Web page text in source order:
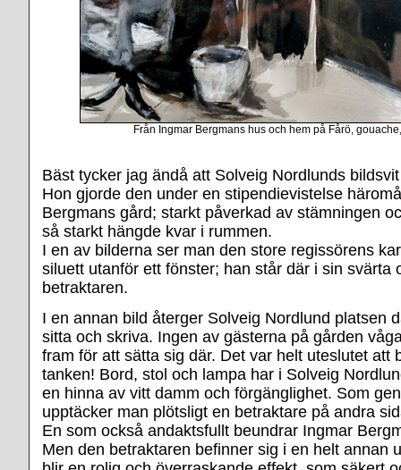
Från Ingmar Bergmans hus och hem på Fårö,
Bäst tycker jag ändå att Solveig Nordlunds
Hon gjorde den under en stipendievistelse
Bergmans gård; starkt påverkad av stämningen
så starkt hängde kvar i rummen.
I en av bilderna ser man den store regissörens
siluett utanför ett fönster; han står där i sin svärta
betraktaren.
I en annan bild återger Solveig Nordlund platsen
sitta och skriva. Ingen av gästerna på gården
fram för att sätta sig där. Det var helt uteslutet att
tanken! Bord, stol och lampa har i Solveig
en hinna av vitt damm och förgänglighet. Som
upptäcker man plötsligt en betraktare på andra
En som också andaktsfullt beundrar Ingmar
Men den betraktaren befinner sig i en helt annan